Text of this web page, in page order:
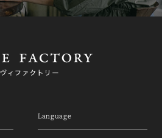
Language